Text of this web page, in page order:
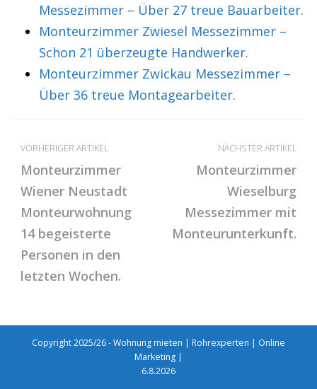
Messezimmer – Über 27 treue Bauarbeiter.
Monteurzimmer Zwiesel Messezimmer –
Schon 21 überzeugte Handwerker.
Monteurzimmer Zwickau Messezimmer –
Über 36 treue Montagearbeiter.
VORHERIGER ARTIKEL
Monteurzimmer
Wiener Neustadt
Monteurwohnung
14 begeisterte
Personen in den
letzten Wochen.
NÄCHSTER ARTIKEL
Monteurzimmer
Wieselburg
Messezimmer mit
Monteurunterkunft.
Copyright 2025/26 - Wohnung mieten | Rohrexperten | Online
Marketing |
6.8.2026